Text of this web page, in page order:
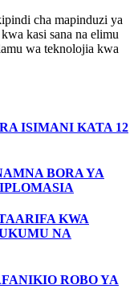
cha mapinduzi ya
kasi sana na elimu
wa teknolojia kwa
ISIMANI KATA 12
BORA YA
KWA
NA
ROBO YA